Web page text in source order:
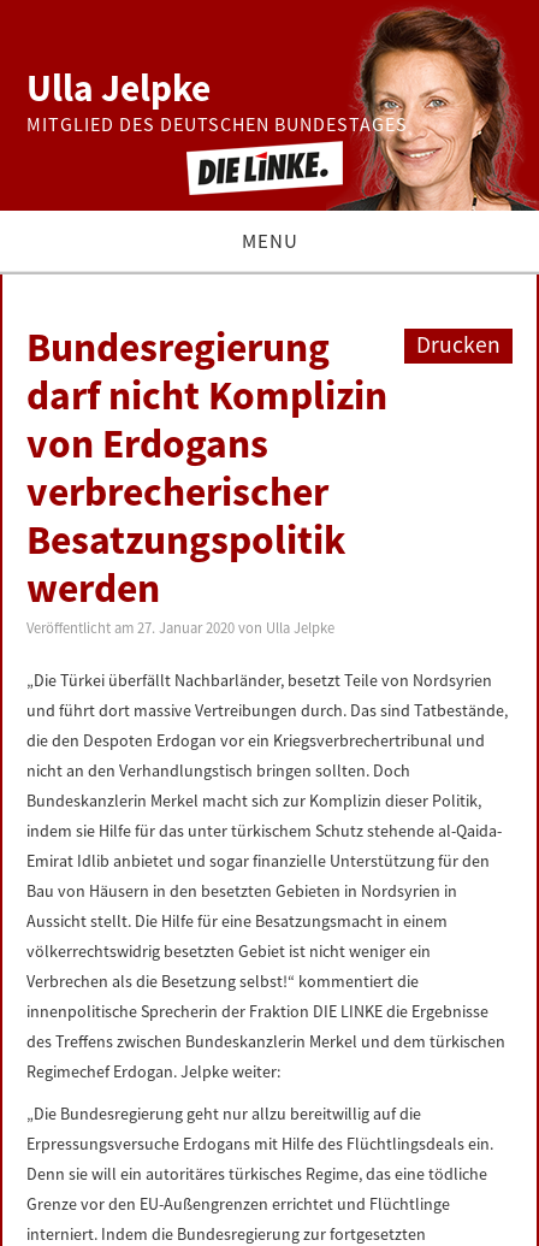
Ulla Jelpke
MITGLIED DES DEUTSCHEN BUNDESTAGES
MENU
BUNDESTAG
PRESSE
ZUR PERSON
LINKS
DATENSCHUTZERKLÄRUNG
IMPRESSUM
Drucken
Bundesregierung
darf nicht Komplizin
von Erdogans
verbrecherischer
Besatzungspolitik
werden
Veröffentlicht am27. Januar 2020 von Ulla Jelpke
„Die Türkei überfällt Nachbarländer, besetzt Teile von Nordsyrien
und führt dort massive Vertreibungen durch. Das sind Tatbestände,
die den Despoten Erdogan vor ein Kriegsverbrechertribunal und
nicht an den Verhandlungstisch bringen sollten. Doch
Bundeskanzlerin Merkel macht sich zur Komplizin dieser Politik,
indem sie Hilfe für das unter türkischem Schutz stehende al-Qaida-
Emirat Idlib anbietet und sogar finanzielle Unterstützung für den
Bau von Häusern in den besetzten Gebieten in Nordsyrien in
Aussicht stellt. Die Hilfe für eine Besatzungsmacht in einem
völkerrechtswidrig besetzten Gebiet ist nicht weniger ein
Verbrechen als die Besetzung selbst!“ kommentiert die
innenpolitische Sprecherin der Fraktion DIE LINKE die Ergebnisse
des Treffens zwischen Bundeskanzlerin Merkel und dem türkischen
Regimechef Erdogan. Jelpke weiter:
„Die Bundesregierung geht nur allzu bereitwillig auf die
Erpressungsversuche Erdogans mit Hilfe des Flüchtlingsdeals ein.
Denn sie will ein autoritäres türkisches Regime, das eine tödliche
Grenze vor den EU-Außengrenzen errichtet und Flüchtlinge
interniert. Indem die Bundesregierung zur fortgesetzten